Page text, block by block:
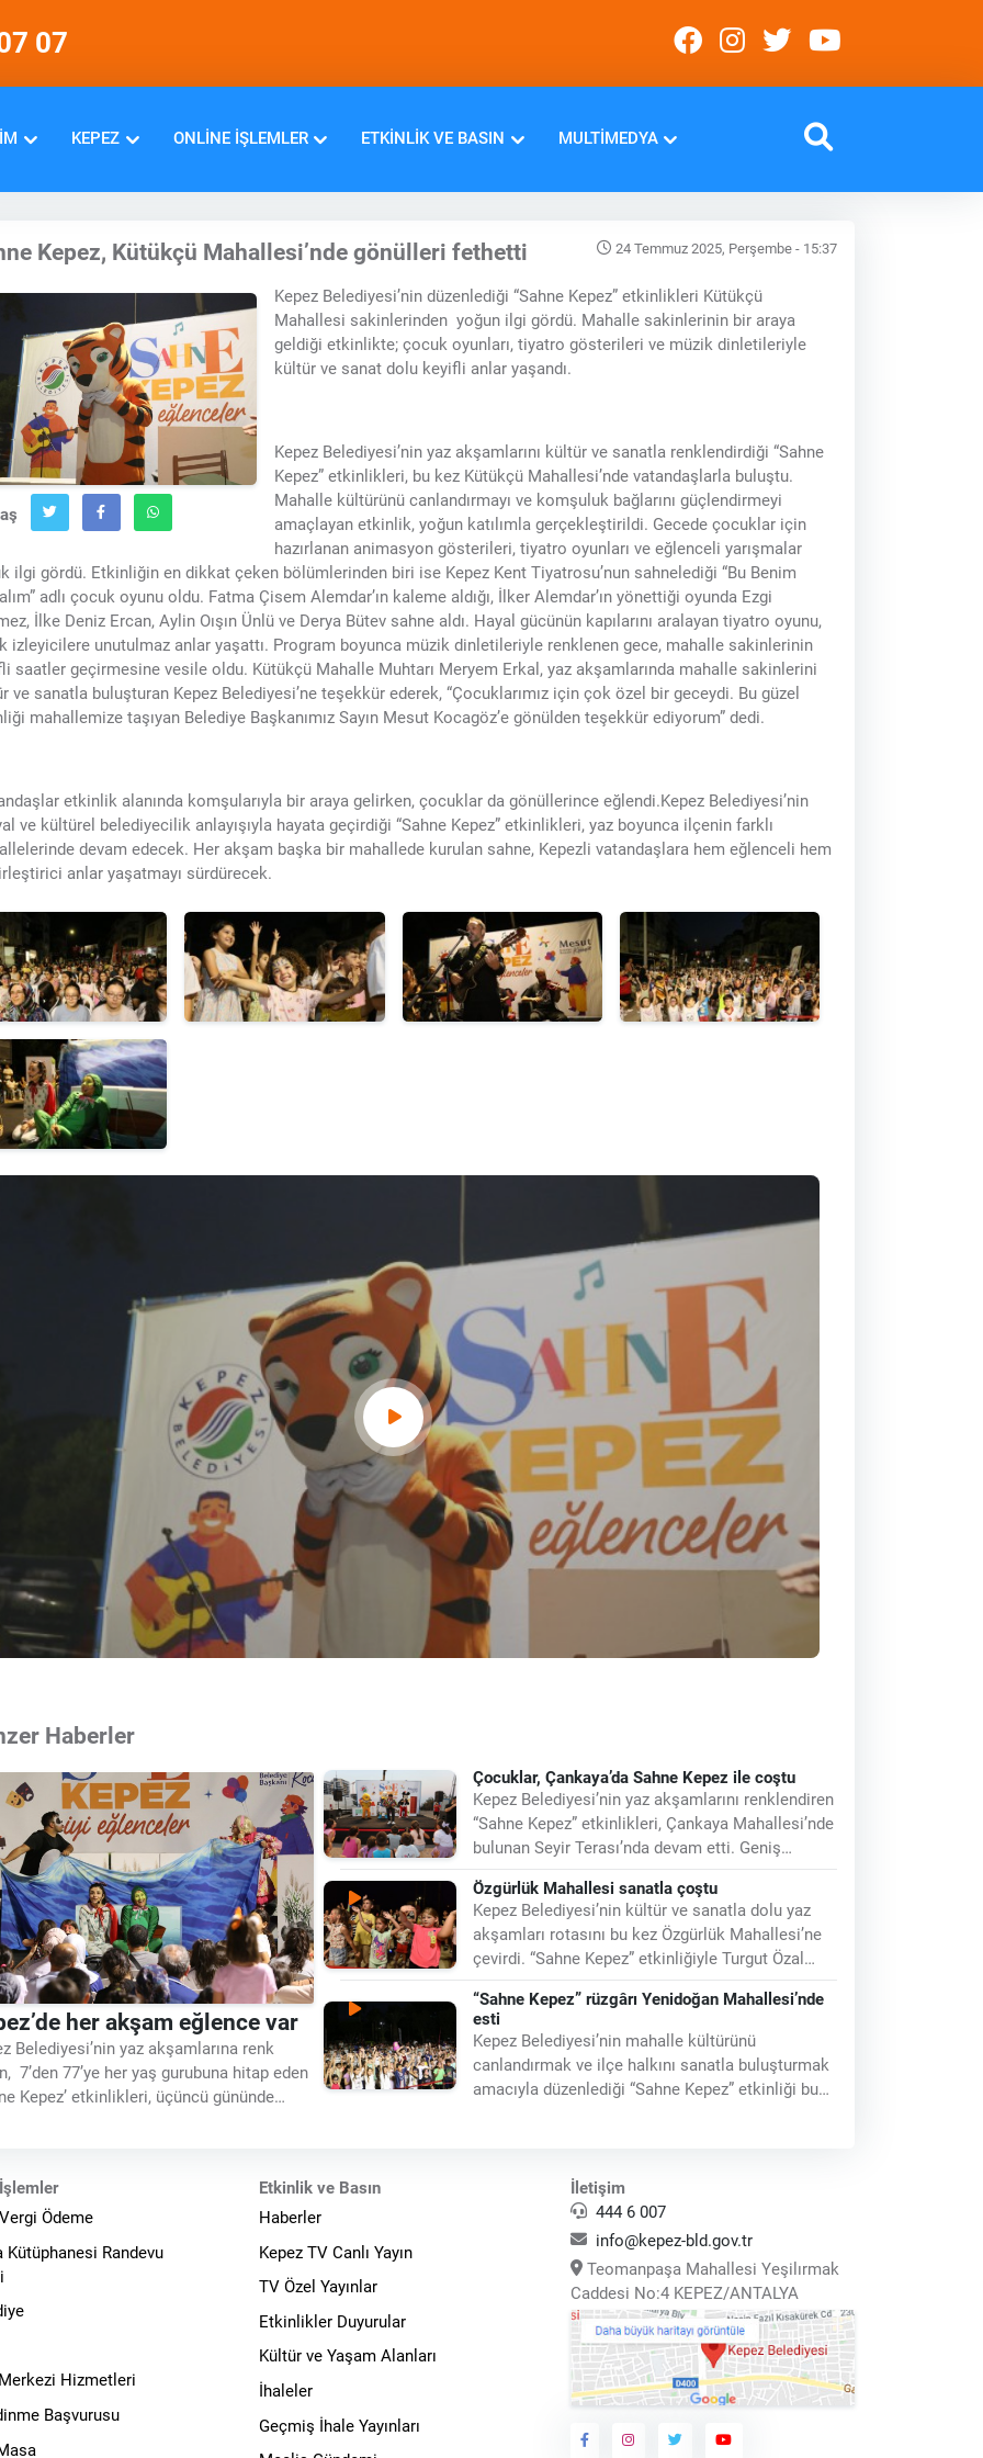
07
KEPEZ ONLINE İŞLEMLER ETKINLIK VE BASIN MULTIMEDYA
Kepez, Kütükçü Mahallesi’nde gönülleri fethetti 24 Temmuz 2025, Perşembe - 15:37
Kepez Belediyesi’nin düzenlediği “Sahne Kepez” etkinlikleri Kütükçü
Mahallesi sakinlerinden yoğun ilgi gördü. Mahalle sakinlerinin bir araya
geldiği etkinlikte; çocuk oyunları, tiyatro gösterileri ve müzik dinletileriyle
kültür ve sanat dolu keyifli anlar yaşandı.
Kepez Belediyesi’nin yaz akşamlarını kültür ve sanatla renklendirdiği “Sahne
Kepez” etkinlikleri, bu kez Kütükçü Mahallesi’nde vatandaşlarla buluştu.
Mahalle kültürünü canlandırmayı ve komşuluk bağlarını güçlendirmeyi
amaçlayan etkinlik, yoğun katılımla gerçekleştirildi. Gecede çocuklar için
hazırlanan animasyon gösterileri, tiyatro oyunları ve eğlenceli yarışmalar
ilgi gördü. Etkinliğin en dikkat çeken bölümlerinden biri ise Kepez Kent Tiyatrosu’nun sahnelediği “Bu Benim
adlı çocuk oyunu oldu. Fatma Çisem Alemdar’ın kaleme aldığı, İlker Alemdar’ın yönettiği oyunda Ezgi
İlke Deniz Ercan, Aylin Oışın Ünlü ve Derya Bütev sahne aldı. Hayal gücünün kapılarını aralayan tiyatro oyunu,
izleyicilere unutulmaz anlar yaşattı. Program boyunca müzik dinletileriyle renklenen gece, mahalle sakinlerinin
saatler geçirmesine vesile oldu. Kütükçü Mahalle Muhtarı Meryem Erkal, yaz akşamlarında mahalle sakinlerini
ve sanatla buluşturan Kepez Belediyesi’ne teşekkür ederek, “Çocuklarımız için çok özel bir geceydi. Bu güzel
mahallemize taşıyan Belediye Başkanımız Sayın Mesut Kocagöz’e gönülden teşekkür ediyorum” dedi.
etkinlik alanında komşularıyla bir araya gelirken, çocuklar da gönüllerince eğlendi.Kepez Belediyesi’nin
ve kültürel belediyecilik anlayışıyla hayata geçirdiği “Sahne Kepez” etkinlikleri, yaz boyunca ilçenin farklı
devam edecek. Her akşam başka bir mahallede kurulan sahne, Kepezli vatandaşlara hem eğlenceli hem
anlar yaşatmayı sürdürecek.
Haberler
her akşam eğlence var
Belediyesi’nin yaz akşamlarına renk
7’den 77’ye her yaş gurubuna hitap eden
Kepez’ etkinlikleri, üçüncü gününde
Çocuklar, Çankaya’da Sahne Kepez ile coştu
Kepez Belediyesi’nin yaz akşamlarını renklendiren
“Sahne Kepez” etkinlikleri, Çankaya Mahallesi’nde
bulunan Seyir Terası’nda devam etti. Geniş
katılımla gerçekleşen etkinlikte
Özgürlük Mahallesi sanatla çoştu
Kepez Belediyesi’nin kültür ve sanatla dolu yaz
akşamları rotasını bu kez Özgürlük Mahallesi’ne
çevirdi. “Sahne Kepez” etkinliğiyle Turgut Özal
Parkı adeta bir açık hava
“Sahne Kepez” rüzgârı Yenidoğan Mahallesi’nde
esti
Kepez Belediyesi’nin mahalle kültürünü
canlandırmak ve ilçe halkını sanatla buluşturmak
amacıyla düzenlediği “Sahne Kepez” etkinliği bu
Ödeme
Kütüphanesi Randevu
Hizmetleri
Başvurusu
Etkinlik ve Basın
Haberler
Kepez TV Canlı Yayın
TV Özel Yayınlar
Etkinlikler Duyurular
Kültür ve Yaşam Alanları
İhaleler
Geçmiş İhale Yayınları
İletişim
444 6 007
info@kepez-bld.gov.tr
Teomanpaşa Mahallesi Yeşilırmak
Caddesi No:4 KEPEZ/ANTALYA